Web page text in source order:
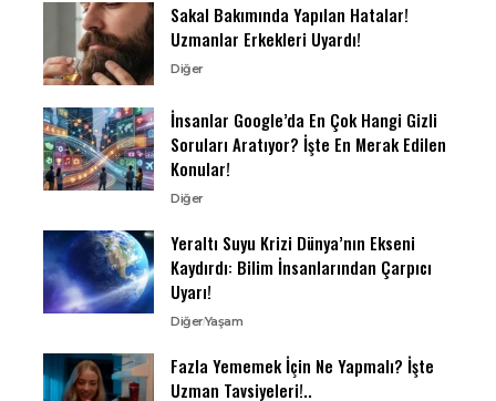
Sakal Bakımında Yapılan Hatalar!
Uzmanlar Erkekleri Uyardı!
Diğer
İnsanlar Google’da En Çok Hangi Gizli
Soruları Aratıyor? İşte En Merak Edilen
Konular!
Diğer
Yeraltı Suyu Krizi Dünya’nın Ekseni
Kaydırdı: Bilim İnsanlarından Çarpıcı
Uyarı!
DiğerYaşam
Fazla Yememek İçin Ne Yapmalı? İşte
Uzman Tavsiyeleri!..